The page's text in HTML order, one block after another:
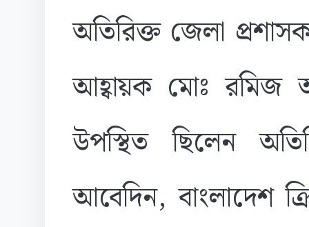
অতিরিক্ত জেলা
আহ্বায়ক মোঃ রমিজ
উপস্থিত ছিলেন
আবেদিন, বাংলাদেশ